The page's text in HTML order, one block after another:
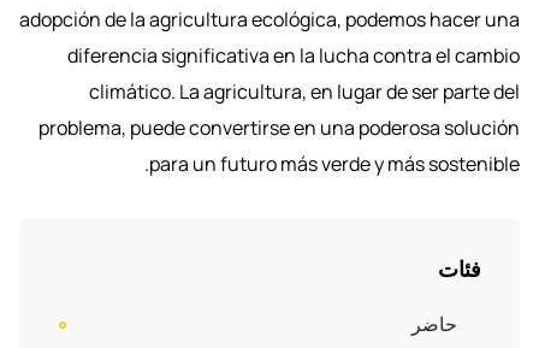
adopción de la agricultura ecológica, podemos hacer una
diferencia significativa en la lucha contra el cambio
climático. La agricultura, en lugar de ser parte del
problema, puede convertirse en una poderosa solución
para un futuro más verde y más sostenible.
فئات
حاضر